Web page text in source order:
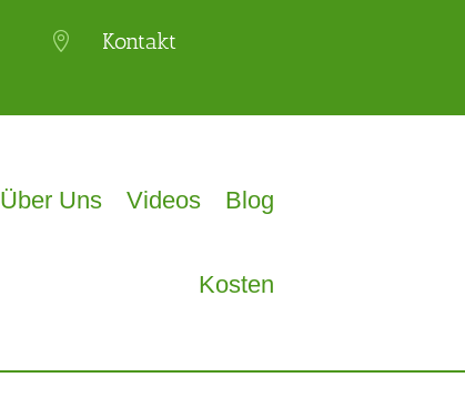
 Kontakt
Über Uns Videos Blog
Kosten